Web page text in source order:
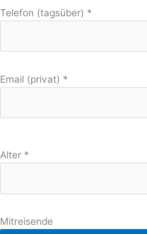
Telefon (tagsüber) *
Email (privat) *
Alter *
Mitreisende